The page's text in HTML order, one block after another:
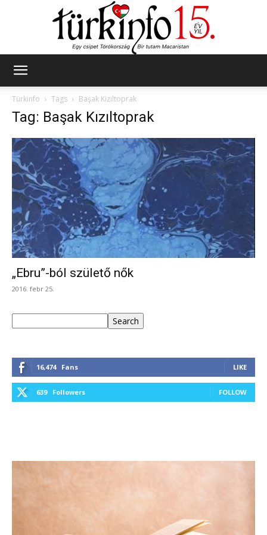
Türkinfo
Tags Başak Kızıltoprak
Tag: Başak Kızıltoprak
„Ebru”-ból születő nők
2016. febr 25.
Search
16,474 Fans LIKE
639 Followers FOLLOW